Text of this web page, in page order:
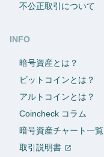
不公正取引について
INFO
暗号資産とは？
ビットコインとは？
アルトコインとは？
Coincheck コラム
暗号資産チャート一覧
取引説明書